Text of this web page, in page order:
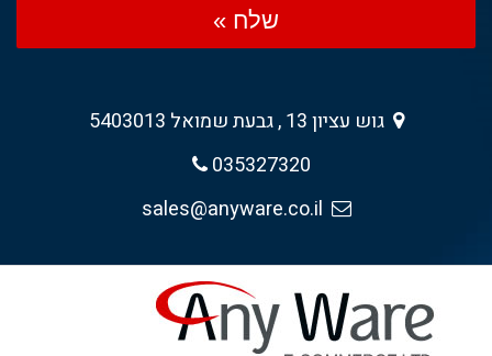
שלח »
גוש עציון 13 , גבעת שמואל 5403013
035327320